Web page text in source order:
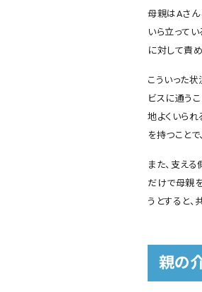
母親はAさん
いら立って
に対して責
こういった
ビスに通う
地よくいら
を持つこと
また、支え
だけで母親
うとすると、
親の